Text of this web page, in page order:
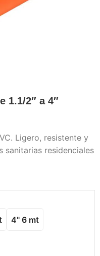
1.1/2″ a 4″
Ligero, resistente y
sanitarias residenciales
4" 6 mt